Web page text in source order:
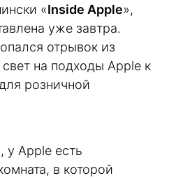
«Inside Apple»,
уже завтра.
отрывок из
на подходы Apple к
розничной
Apple есть
в которой